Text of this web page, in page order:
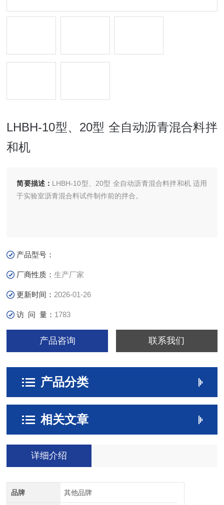
LHBH-10型、20型 全自动沥青混合料拌
和机
简要描述： LHBH-10型、20型 全自动沥青混合料拌和机 适用
于实验室沥青混合料试件制作前的拌合。
产品型号：
厂商性质：生产厂家
更新时间： 2026-01-26
访 问 量： 1783
产品咨询 联系我们
产品分类
相关文章
详细介绍
品牌 其他品牌